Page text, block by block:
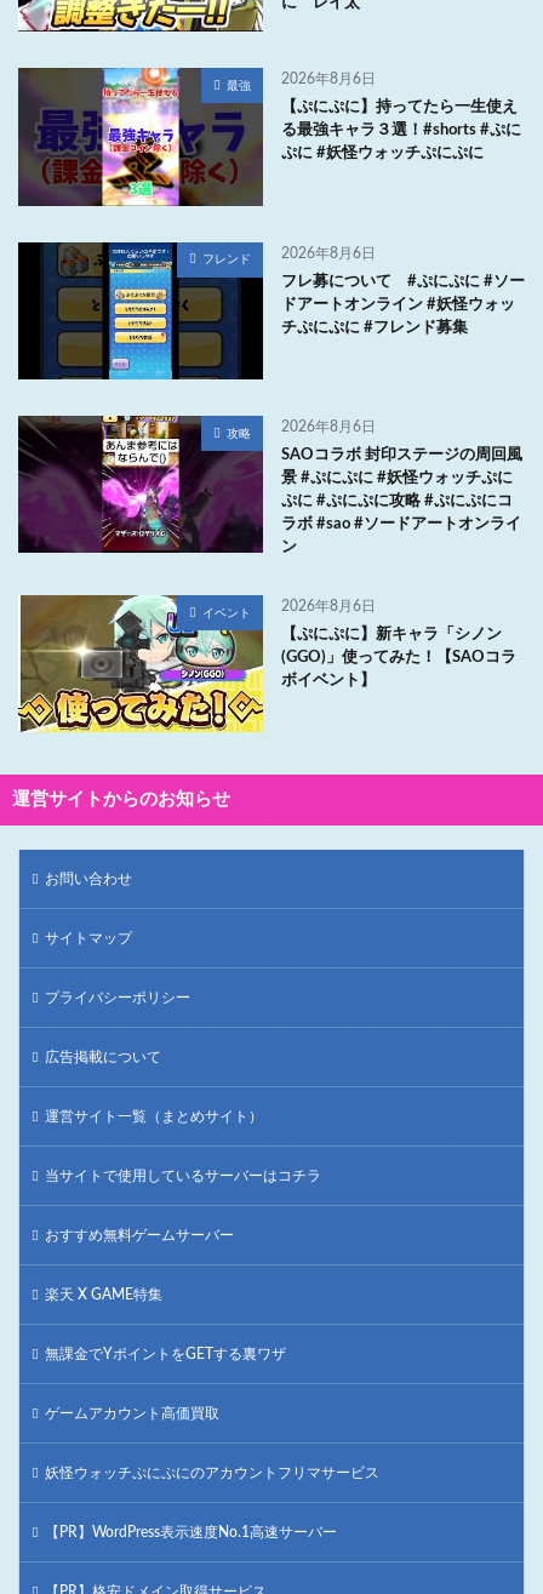
最強 2026年8月6日
【ぷにぷに】持ってたら一生使え
る最強キャラ３選！#shorts #ぷに
ぷに #妖怪ウォッチぷにぷに
フレンド 2026年8月6日
フレ募について #ぷにぷに #ソー
ドアートオンライン #妖怪ウォッ
チぷにぷに #フレンド募集
攻略 2026年8月6日
SAOコラボ 封印ステージの周回風
景 #ぷにぷに #妖怪ウォッチぷに
ぷに #ぷにぷに攻略 #ぷにぷにコ
ラボ #sao #ソードアートオンライ
ン
イベント 2026年8月6日
【ぷにぷに】新キャラ「シノン
(GGO)」使ってみた！【SAOコラ
ボイベント】
運営サイトからのお知らせ
お問い合わせ
サイトマップ
プライバシーポリシー
広告掲載について
運営サイト一覧（まとめサイト）
当サイトで使用しているサーバーはコチラ
おすすめ無料ゲームサーバー
楽天 X GAME特集
無課金でYポイントをGETする裏ワザ
ゲームアカウント高価買取
妖怪ウォッチぷにぷにのアカウントフリマサービス
【PR】WordPress表示速度No.1高速サーバー